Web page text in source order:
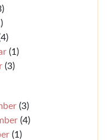
(1)
(3)
(3)
(4)
(1)